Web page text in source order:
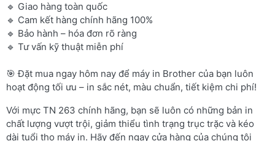
🔹 Giao hàng toàn quốc
🔹 Cam kết hàng chính hãng 100%
🔹 Bảo hành – hóa đơn rõ ràng
🔹 Tư vấn kỹ thuật miễn phí
🎯 Đặt mua ngay hôm nay để máy in Brother của bạn luôn
hoạt động tối ưu – in sắc nét, màu chuẩn, tiết kiệm chi phí!
Với mực TN 263 chính hãng, bạn sẽ luôn có những bản in
chất lượng vượt trội, giảm thiểu tình trạng trục trặc và kéo
dài tuổi thọ máy in. Hãy đến ngay cửa hàng của chúng tôi